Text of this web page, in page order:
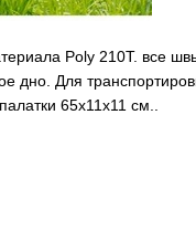
Poly 210T. все
Для
65х11х11 см..